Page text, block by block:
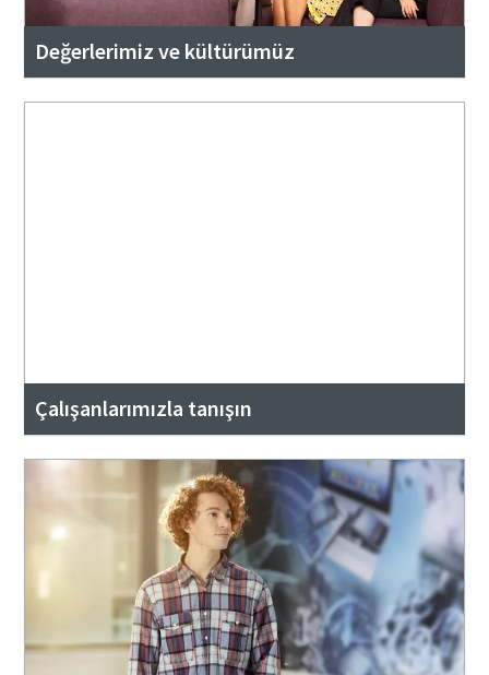
Değerlerimiz ve kültürümüz
Çalışanlarımızla tanışın